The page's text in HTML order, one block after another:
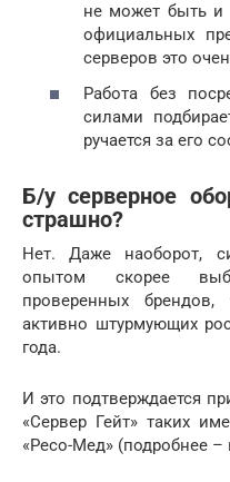
не может быть и
официальных
серверов это
Работа без
силами
ручается за его
Б/у серверное
страшно?
Нет. Даже наоборот,
опытом скорее
проверенных брендов,
активно штурмующих
года.
И это подтверждается
«Сервер Гейт» таких
«Ресо-Мед» (подробнее –